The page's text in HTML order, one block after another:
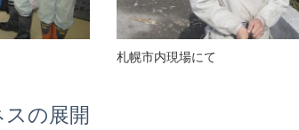
札幌市内現場にて
の展開